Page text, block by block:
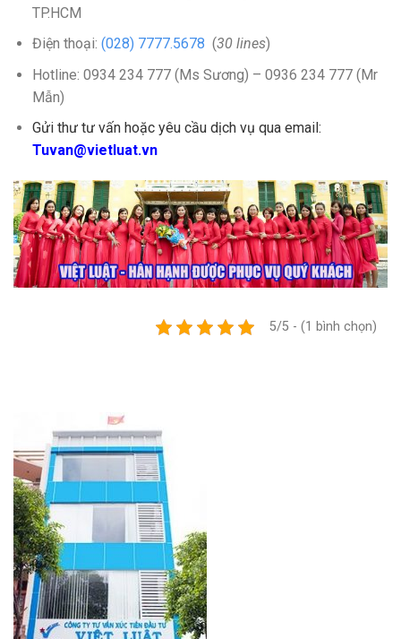
TP.HCM
Điện thoại: (028) 7777.5678 (30 lines)
Hotline: 0934 234 777 (Ms Sương) – 0936 234 777 (Mr
Mẫn)
Gửi thư tư vấn hoặc yêu cầu dịch vụ qua email:
Tuvan@vietluat.vn
5/5 - (1 bình chọn)